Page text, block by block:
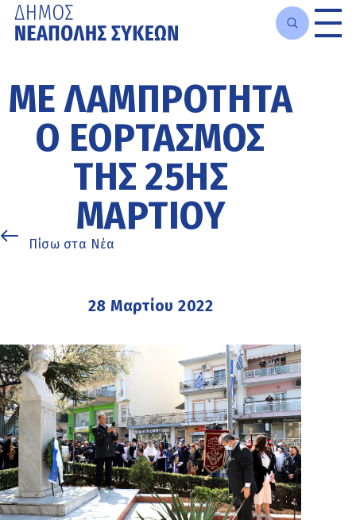
κυρίως
περιεχόμενο
ΜΕ ΛΑΜΠΡΌΤΗΤΑ
Ο ΕΟΡΤΑΣΜΌΣ
ΤΗΣ 25ΗΣ
ΜΑΡΤΊΟΥ
Πίσω στα Νέα
28 Μαρτίου 2022